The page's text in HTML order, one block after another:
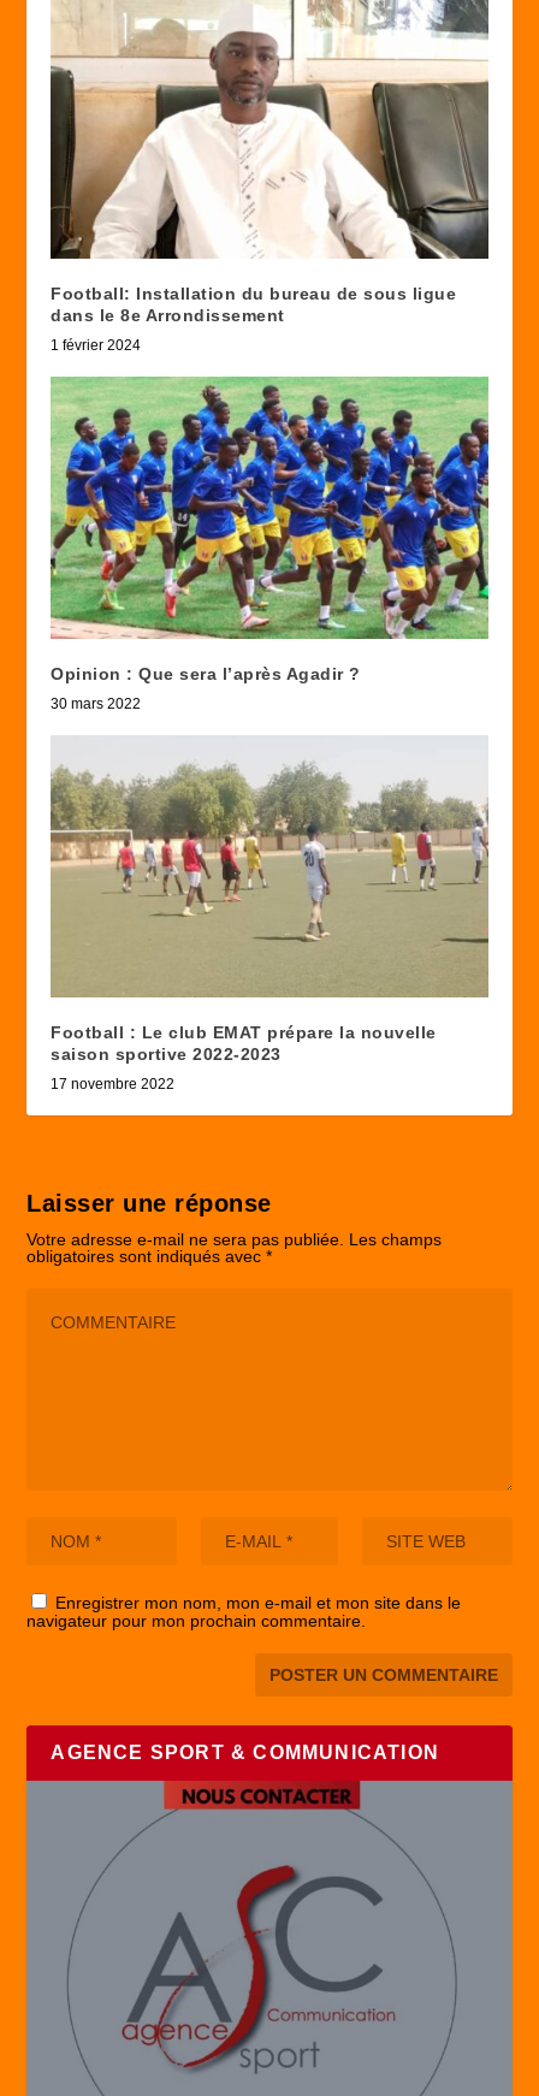
Football: Installation du bureau de sous ligue
dans le 8e Arrondissement
1 février 2024
Opinion : Que sera l’après Agadir ?
30 mars 2022
Football : Le club EMAT prépare la nouvelle
saison sportive 2022-2023
17 novembre 2022
Laisser une réponse
Votre adresse e-mail ne sera pas publiée. Les champs
obligatoires sont indiqués avec*
Enregistrer mon nom, mon e-mail et mon site dans le
navigateur pour mon prochain commentaire.
AGENCE SPORT & COMMUNICATION